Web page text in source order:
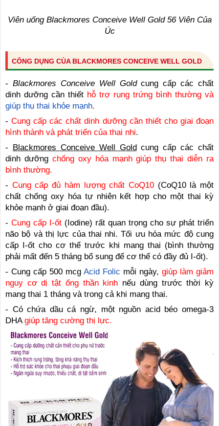
Viên uống Blackmores Conceive Well Gold 56 Viên Của
Úc
CÔNG DỤNG CỦA BLACKMORES CONCEIVE WELL GOLD
- Blackmores Conceive Well Goldcung cấp các chất
dinh dưỡng cần thiết hỗ trợ rụng trứng bình thường và
giúp thụ thai khỏe mạnh.
-Cung cấp các chất dinh dưỡng cần thiết cho giai đoạn
hình thành và phát triển của thai nhi.
- Blackmores Conceive Well Goldcung cấp các chất
dinh dưỡng chống oxy hóa mạnh giúp thụ thai diễn ra
bình thường.
- Cung cấp đủ hàm lượng chất CoQ10 (CoQ10 là một
chất chống oxy hóa tự nhiên kết hợp cho một thai kỳ
khỏe mạnh ở giai đoạn đầu).
- Cung cấp I-ốt (Iodine) rất quan trọng cho sự phát triển
não bộ và thị lực của thai nhi. Tối ưu hóa mức độ cung
cấp I-ốt cho cơ thể trước khi mang thai (bình thường
phải mất đến 5 tháng bổ sung để cơ thể có đầy đủ I-ốt).
- Cung cấp 500 mcg Acid Folic mỗi ngày, giúp làm giảm
nguy cơ dị tật ống thần kinh nếu dùng trước thời kỳ
mang thai 1 tháng và trong cả khi mang thai.
- Có chứa dầu cá ngừ, một nguồn acid béo omega-3
DHA giúp tăng cường thị lực.